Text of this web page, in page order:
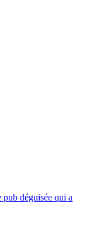
déguisée qui a